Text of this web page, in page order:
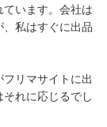
います。会社は
私はすぐに出品
リマサイトに出
れに応じるでし